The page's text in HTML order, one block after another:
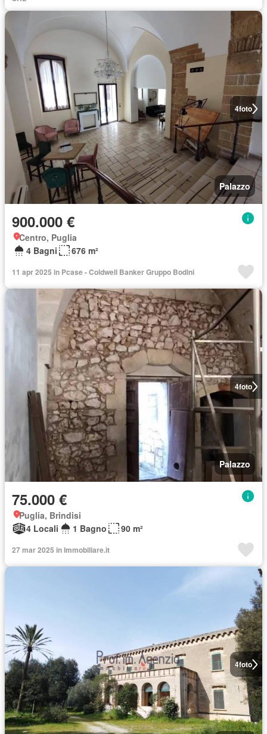
4foto
Palazzo
900.000 €
Centro, Puglia
4 Bagni
676 m²
11 apr 2025 in Pcase - Coldwell Banker Gruppo Bodini
4foto
Palazzo
75.000 €
Puglia, Brindisi
4 Locali
1 Bagno 90 m²
27 mar 2025 in Immobiliare.it
4foto